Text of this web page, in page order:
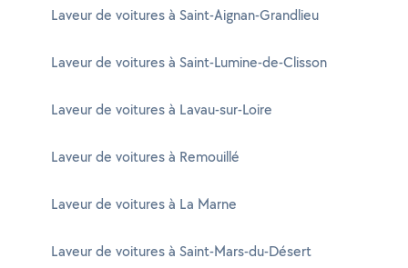
Laveur de voitures à Saint-Aignan-Grandlieu
Laveur de voitures à Saint-Lumine-de-Clisson
Laveur de voitures à Lavau-sur-Loire
Laveur de voitures à Remouillé
Laveur de voitures à La Marne
Laveur de voitures à Saint-Mars-du-Désert